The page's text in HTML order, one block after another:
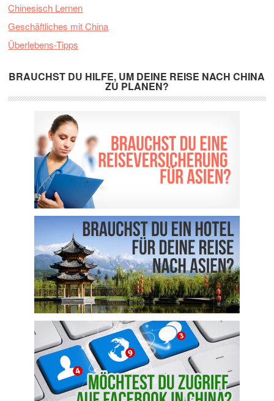
Chinesisch Lernen
Geschäftliches mit China
Überlebens-Tipps
BRAUCHST DU HILFE, UM DEINE REISE NACH CHINA
ZU PLANEN?